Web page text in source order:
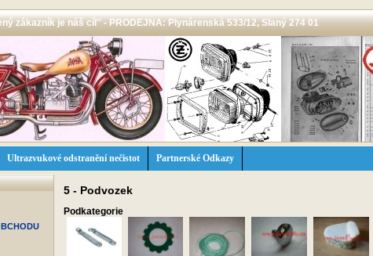
zákazník je náš cíl'' - PRODEJNA: Plynárenská 533/12, Slaný 274 01
Ultrazvukové odstranění nečistot Partnerské Odkazy
5 - Podvozek
Podkategorie